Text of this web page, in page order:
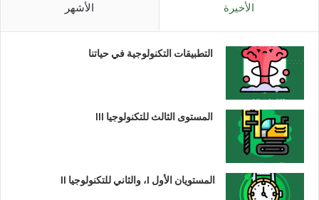
الأخيرة الأشهر
التطبيقات التكنولوجية في حياتنا
المستوى الثالث للتكنولوجيا III
المستويان الأول I، والثاني للتكنولوجيا II